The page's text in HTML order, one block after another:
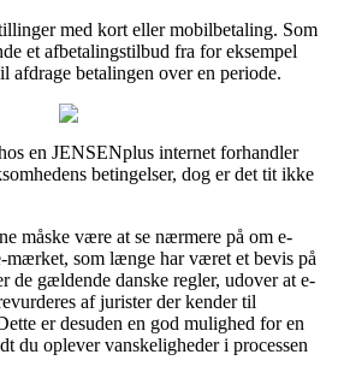
med kort eller mobilbetaling. Som
et afbetalingstilbud fra for eksempel
betalingen over en periode.
en JENSENplus internet forhandler
betingelser, dog er det tit ikke
måske være at se nærmere på om e-
mærket, som længe har været et bevis på
de gældende danske regler, udover at e-
af jurister der kender til
er desuden en god mulighed for en
du oplever vanskeligheder i processen